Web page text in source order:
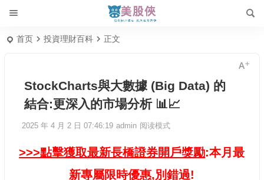
首页 投資理財百科 正文
StockCharts與大數據 (Big Data) 的
結合:更深入的市場分析 📊📈
2025 年 4 月 2 日 07:46:19 admin 阅读模式
>>>點擊獲取最新長橋證券開戶獎勵:本月最
新專屬限時優惠,別錯過!